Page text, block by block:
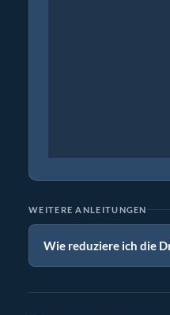
WEITERE ANLEITUNGEN
Wie reduziere ich die